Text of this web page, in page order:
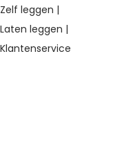
Zelf leggen |
Laten leggen |
Klantenservice